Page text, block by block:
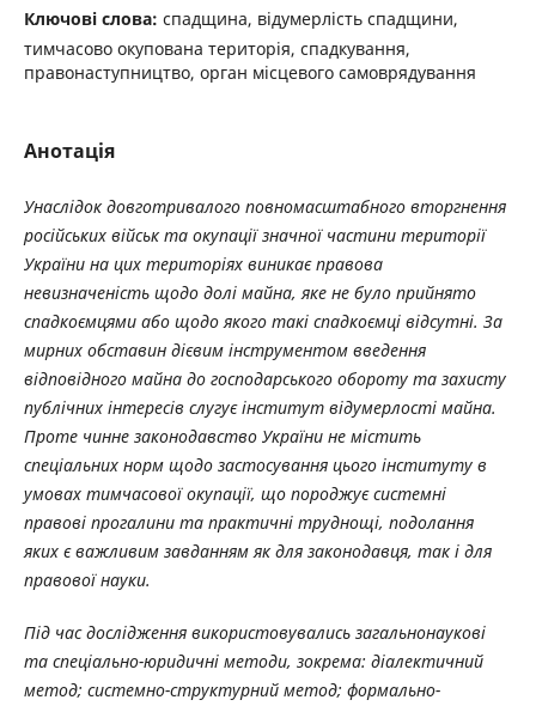
Ключові слова: спадщина, відумерлість спадщини,
тимчасово окупована територія, спадкування,
правонаступництво, орган місцевого самоврядування
Анотація
Унаслідок довготривалого повномасштабного вторгнення
російських військ та окупації значної частини території
України на цих територіях виникає правова
невизначеність щодо долі майна, яке не було прийнято
спадкоємцями або щодо якого такі спадкоємці відсутні. За
мирних обставин дієвим інструментом введення
відповідного майна до господарського обороту та захисту
публічних інтересів слугує інститут відумерлості майна.
Проте чинне законодавство України не містить
спеціальних норм щодо застосування цього інституту в
умовах тимчасової окупації, що породжує системні
правові прогалини та практичні труднощі, подолання
яких є важливим завданням як для законодавця, так і для
правової науки.
Під час дослідження використовувались загальнонаукові
та спеціально-юридичні методи, зокрема: діалектичний
метод; системно-структурний метод; формально-